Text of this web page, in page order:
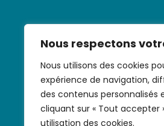
Nous respectons
Nous utilisons des cookies
expérience de navigation,
des contenus personnalisés
cliquant sur « Tout accepter
utilisation des cookies.